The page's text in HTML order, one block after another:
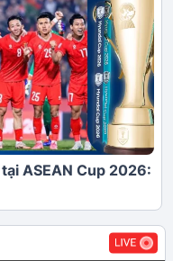
ASEAN Cup 2026: